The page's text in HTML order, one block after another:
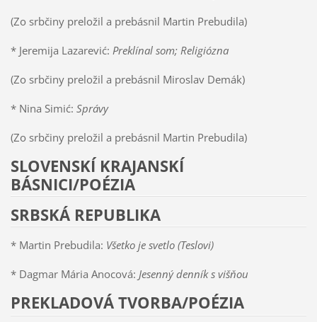
(Zo srbčiny preložil a prebásnil Martin Prebudila)
* Jeremija Lazarević: Preklínal som; Religiózna
(Zo srbčiny preložil a prebásnil Miroslav Demák)
* Nina Simić: Správy
(Zo srbčiny preložil a prebásnil Martin Prebudila)
SLOVENSKÍ KRAJANSKÍ
BÁSNICI/POÉZIA
SRBSKÁ REPUBLIKA
* Martin Prebudila: Všetko je svetlo (Teslovi)
* Dagmar Mária Anocová: Jesenný denník s višňou
PREKLADOVÁ TVORBA/POÉZIA